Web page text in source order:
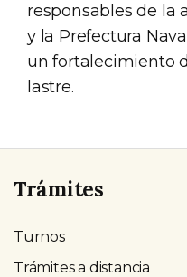
responsables de la
y la Prefectura
un fortalecimiento
lastre.
Trámites
Turnos
Trámites a distancia